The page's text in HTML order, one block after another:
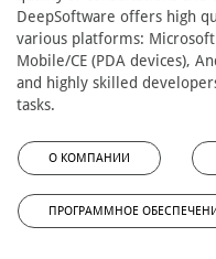
DeepSoftware offers high
various platforms: Microsoft
Mobile/CE (PDA devices),
and highly skilled
tasks.
О КОМПАНИИ
ПРОГРАММНОЕ